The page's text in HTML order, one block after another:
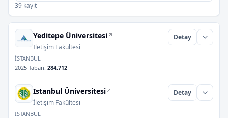
39 kayıt
Yeditepe Üniversitesi
İletişim Fakültesi
Detay
İSTANBUL
2025 Taban: 284,712
Istanbul Üniversitesi
İletişim Fakültesi
Detay
İSTANBUL